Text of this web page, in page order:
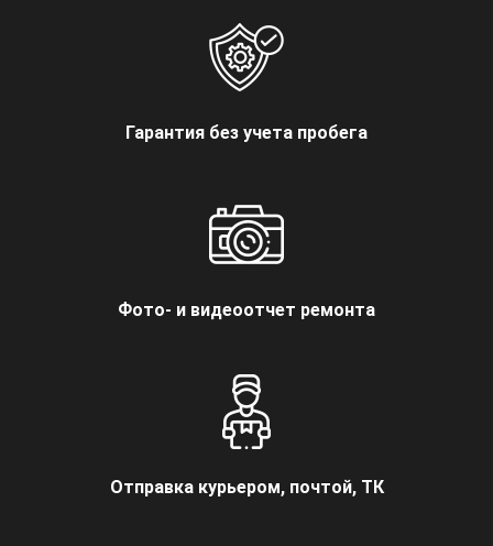
Гарантия без учета пробега
Фото- и видеоотчет ремонта
Отправка курьером, почтой, ТК